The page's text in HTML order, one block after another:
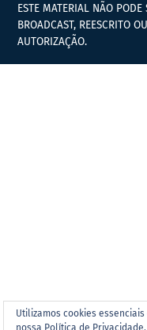
Utilizamos cookies
nossa Política de Privacidade.
ESTE MATERIAL NÃO
BROADCAST, REESCRITO
AUTORIZAÇÃO.